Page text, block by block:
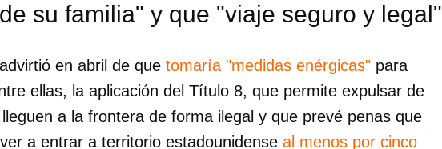
su familia" y que "viaje seguro y legal"
en abril de que tomaría "medidas enérgicas" para
ellas, la aplicación del Título 8, que permite expulsar de
a la frontera de forma ilegal y que prevé penas que
a entrar a territorio estadounidense al menos por cinco